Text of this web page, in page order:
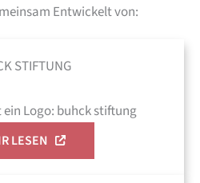
Entwickelt von:
STIFTUNG
LESEN